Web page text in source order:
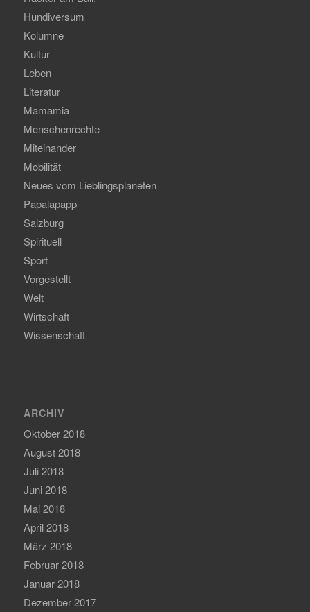
Hundiversum
Kolumne
Kultur
Leben
Literatur
Mamamia
Menschenrechte
Miteinander
Mobilität
Neues vom Lieblingsplaneten
Papalapapp
Salzburg
Spirituell
Sport
Vorgestellt
Welt
Wirtschaft
Wissenschaft
ARCHIV
Oktober 2018
August 2018
Juli 2018
Juni 2018
Mai 2018
April 2018
März 2018
Februar 2018
Januar 2018
Dezember 2017